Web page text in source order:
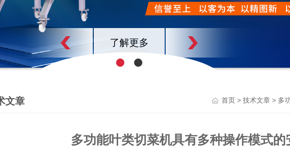
了解更多
文章 首页 > 技术文章 > 多
多功能叶类切菜机具有多种操作模式的